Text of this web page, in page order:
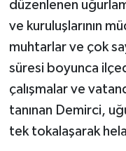
düzenlenen
ve kuruluşlarının
muhtarlar ve çok
süresi boyunca
çalışmalar ve
tanınan Demirci,
tek tokalaşarak
İş Dünyası
Jandarma